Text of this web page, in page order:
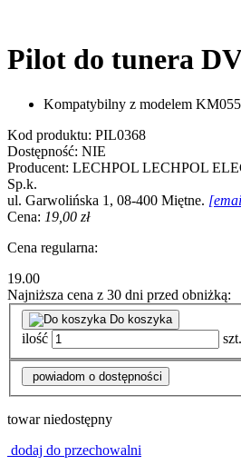
Pilot do tunera
Kompatybilny z modelem
Kod produktu: PIL0368
Dostępność: NIE
Producent: LECHPOL LECHPOL
Sp.k.
ul. Garwolińska 1, 08-400 Miętne.
Cena: 19,00 zł
Cena regularna:
19.00
Najniższa cena z 30 dni przed obniżką:
Do koszyka
ilość szt.
powiadom o dostępności
towar niedostępny
dodaj do przechowalni